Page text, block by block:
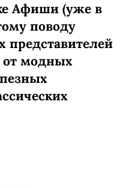
Афиши (уже в
поводу
представителей
от модных